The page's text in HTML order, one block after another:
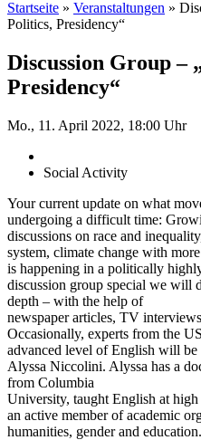
Startseite » Veranstaltungen »
Politics, Presidency“
Discussion Group –
Presidency“
Mo., 11. April 2022, 18:00 Uhr
Social Activity
Your current update on what
undergoing a difficult time:
discussions on race and
system, climate change with
is happening in a politically
discussion group special we will
depth – with the help of
newspaper articles, TV
Occasionally, experts from the
advanced level of English will
Alyssa Niccolini. Alyssa has a
from Columbia
University, taught English at
an active member of academic
humanities, gender and education.